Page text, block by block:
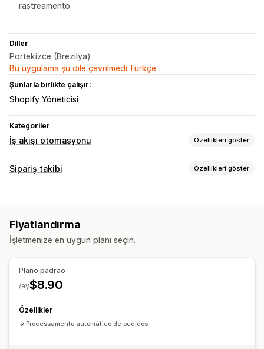
rastreamento.
Diller
Portekizce (Brezilya)
Bu uygulama şu dile çevrilmedi:Türkçe
Şunlarla birlikte çalışır:
Shopify Yöneticisi
Kategoriler
İş akışı otomasyonu Özellikleri göster
Otomasyon görevleri
Sipariş takibi Özellikleri göster
Fiyatlandırma
İşletmenize en uygun planı seçin.
Plano padrão
$8.90
/ay
Özellikler
Processamento automático de pedidos